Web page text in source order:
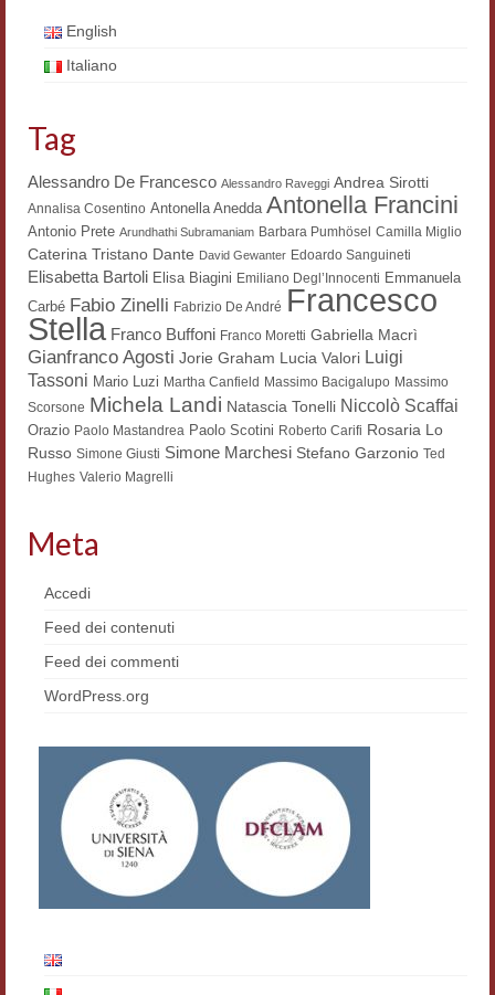
Filologia digitale
Lexicon
Lo studium aretino del ‘200
DIGIMED
Eurasian Latin Archive
Rammses
LEAD
Didattica
Master INFOTEXT
ERASMUS/DEMM
Storia e forme della canzone
Pubblicazioni
Hagiographica Coreana
Koreanische Literatur und Kultur
Scrittori latini dell’Europa medioevale
Testi Mediolatini
English
Italiano
Tag
Alessandro De Francesco Alessandro Raveggi Andrea Sirotti
Annalisa Cosentino Antonella Anedda Antonella Francini
Antonio Prete Arundhathi Subramaniam Barbara Pumhösel Camilla Miglio
Caterina Tristano Dante David Gewanter Edoardo Sanguineti
Elisabetta Bartoli Elisa Biagini Emiliano Degl’Innocenti Emmanuela
Carbé Fabio Zinelli Fabrizio De André Francesco
Stella Franco Buffoni Franco Moretti Gabriella Macrì
Gianfranco Agosti Jorie Graham Lucia Valori Luigi
Tassoni Mario Luzi Martha Canfield Massimo Bacigalupo Massimo
Scorsone Michela Landi Natascia Tonelli Niccolò Scaffai
Orazio Paolo Mastandrea Paolo Scotini Roberto Carifi Rosaria Lo
Russo Simone Giusti Simone Marchesi Stefano Garzonio Ted
Hughes Valerio Magrelli
Meta
Accedi
Feed dei contenuti
Feed dei commenti
WordPress.org